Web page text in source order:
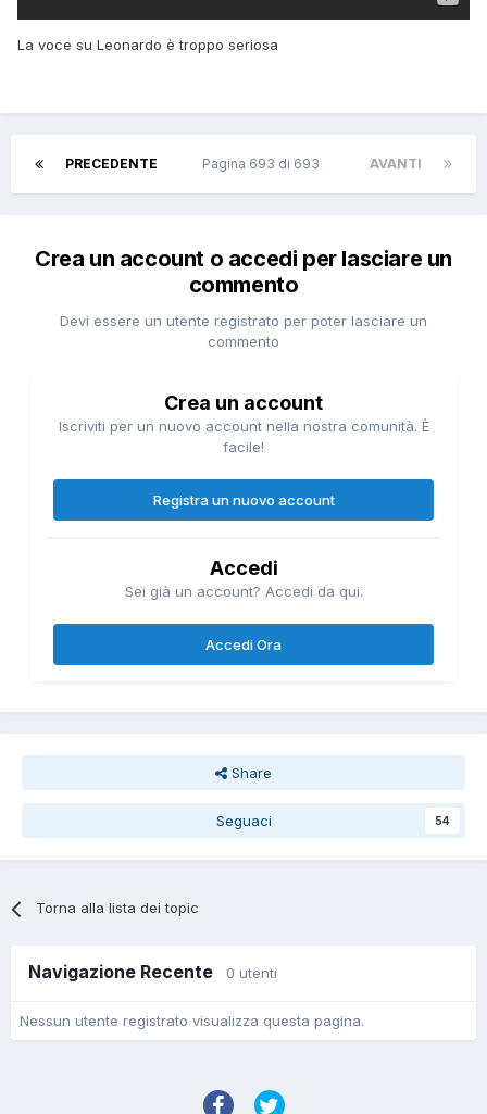
La voce su Leonardo è troppo seriosa
PRECEDENTE AVANTI
Pagina 693 di 693
Crea un account o accedi per lasciare un
commento
Devi essere un utente registrato per poter lasciare un
commento
Crea un account
Iscriviti per un nuovo account nella nostra comunità. È
facile!
Registra un nuovo account
Accedi
Sei già un account? Accedi da qui.
Accedi Ora
Share
Seguaci 54
Torna alla lista dei topic
Navigazione Recente 0 utenti
Nessun utente registrato visualizza questa pagina.